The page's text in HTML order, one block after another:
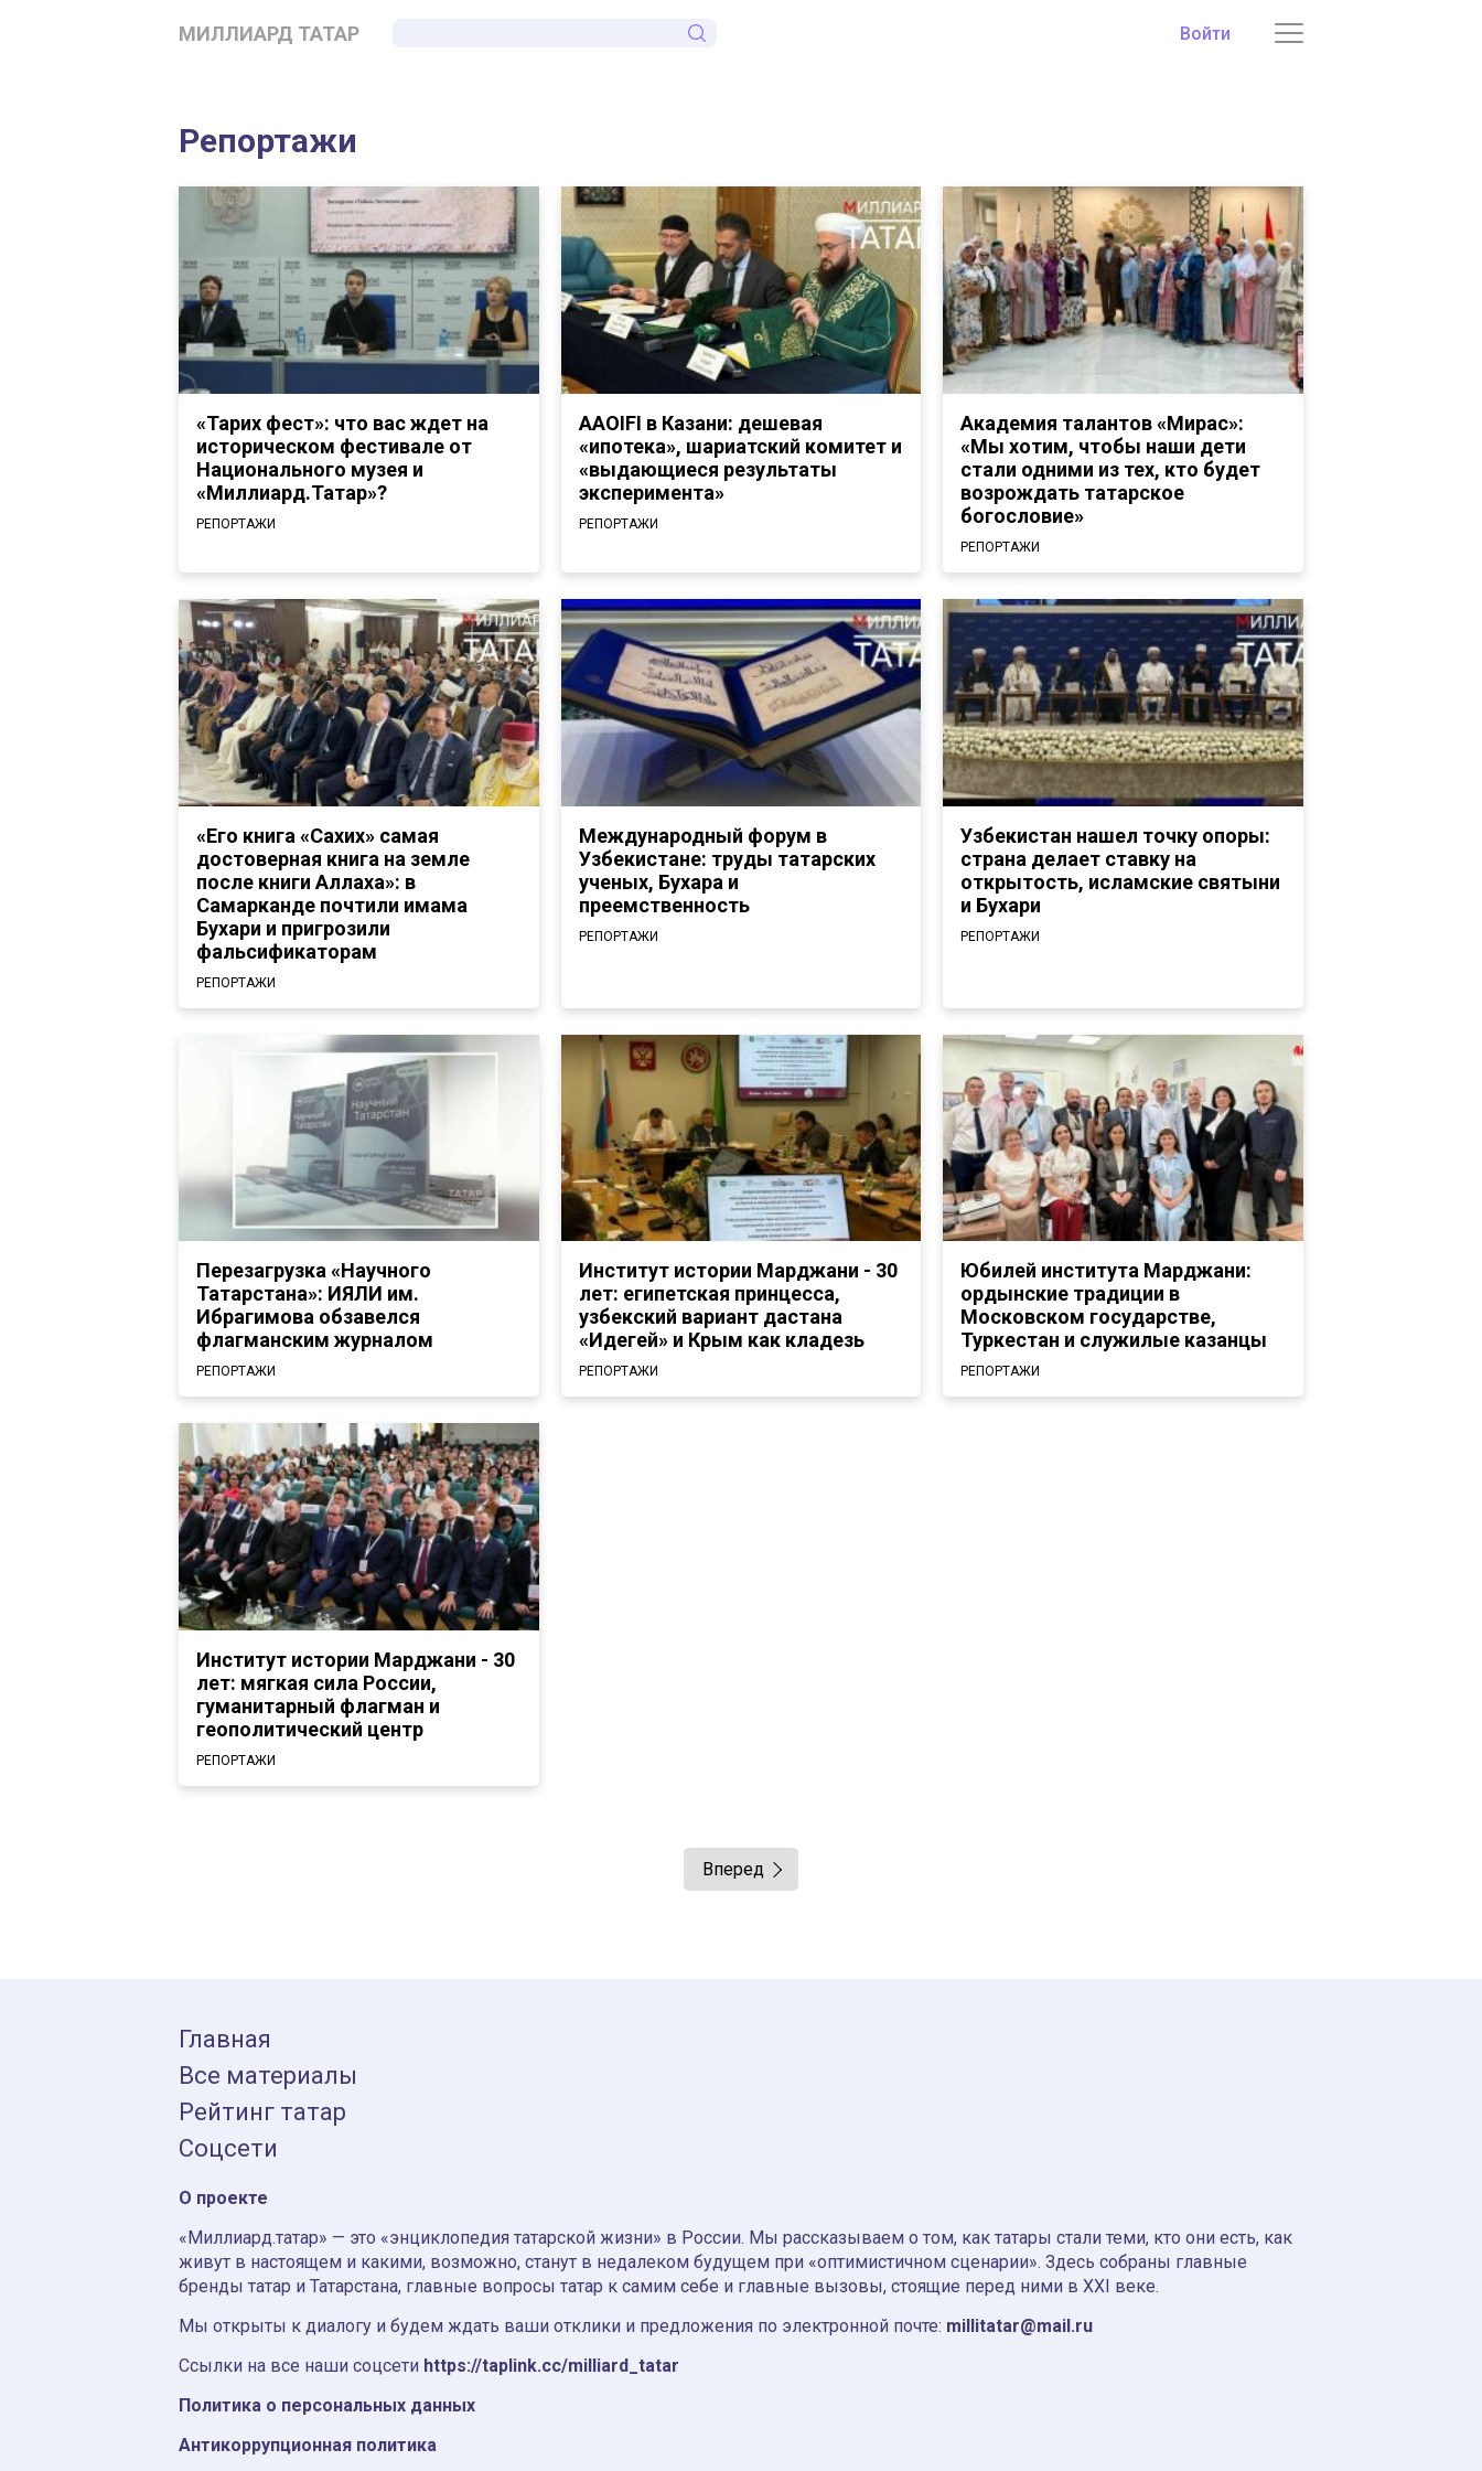
МИЛЛИАРД ТАТАР Войти
Репортажи
«Тарих фест»: что вас ждет на
историческом фестивале от
Национального музея и
«Миллиард.Татар»?
РЕПОРТАЖИ
AAOIFI в Казани: дешевая
«ипотека», шариатский комитет и
«выдающиеся результаты
эксперимента»
РЕПОРТАЖИ
Академия талантов «Мирас»:
«Мы хотим, чтобы наши дети
стали одними из тех, кто будет
возрождать татарское
богословие»
РЕПОРТАЖИ
«Его книга «Сахих» самая
достоверная книга на земле
после книги Аллаха»: в
Самарканде почтили имама
Бухари и пригрозили
фальсификаторам
РЕПОРТАЖИ
Международный форум в
Узбекистане: труды татарских
ученых, Бухара и
преемственность
РЕПОРТАЖИ
Узбекистан нашел точку опоры:
страна делает ставку на
открытость, исламские святыни
и Бухари
РЕПОРТАЖИ
Перезагрузка «Научного
Татарстана»: ИЯЛИ им.
Ибрагимова обзавелся
флагманским журналом
РЕПОРТАЖИ
Институт истории Марджани - 30
лет: египетская принцесса,
узбекский вариант дастана
«Идегей» и Крым как кладезь
РЕПОРТАЖИ
Юбилей института Марджани:
ордынские традиции в
Московском государстве,
Туркестан и служилые казанцы
РЕПОРТАЖИ
Институт истории Марджани - 30
лет: мягкая сила России,
гуманитарный флагман и
геополитический центр
РЕПОРТАЖИ
Вперед
Главная
Все материалы
Рейтинг татар
Соцсети
О проекте
«Миллиард.татар» — это «энциклопедия татарской жизни» в России. Мы рассказываем о том, как татары стали теми, кто они есть, как
живут в настоящем и какими, возможно, станут в недалеком будущем при «оптимистичном сценарии». Здесь собраны главные
бренды татар и Татарстана, главные вопросы татар к самим себе и главные вызовы, стоящие перед ними в XXI веке.
Мы открыты к диалогу и будем ждать ваши отклики и предложения по электронной почте: millitatar@mail.ru
Ссылки на все наши соцсети https://taplink.cc/milliard_tatar
Политика о персональных данных
Антикоррупционная политика